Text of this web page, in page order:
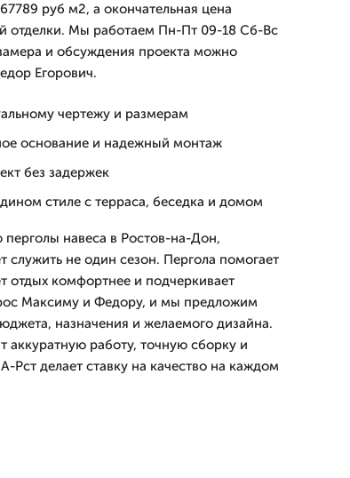
руб м2, а окончательная цена
отделки. Мы работаем Пн-Пт 09-18 Сб-Вс
и обсуждения проекта можно
Егорович.
чертежу и размерам
основание и надежный монтаж
без задержек
стиле с терраса, беседка и домом
перголы навеса в Ростов-на-Дон,
служить не один сезон. Пергола помогает
отдых комфортнее и подчеркивает
Максиму и Федору, и мы предложим
назначения и желаемого дизайна.
аккуратную работу, точную сборку и
делает ставку на качество на каждом